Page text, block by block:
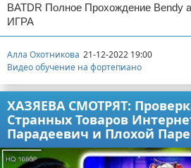
BATDR Полное Прохождение Bendy
ИГРА
Алла Охотникова 21-12-2022 19:00
Видео обучение на фортепиано
ХАЗЯЕВА СМОТРЯТ:
Странных Товаров
Парадеевич и Плохой